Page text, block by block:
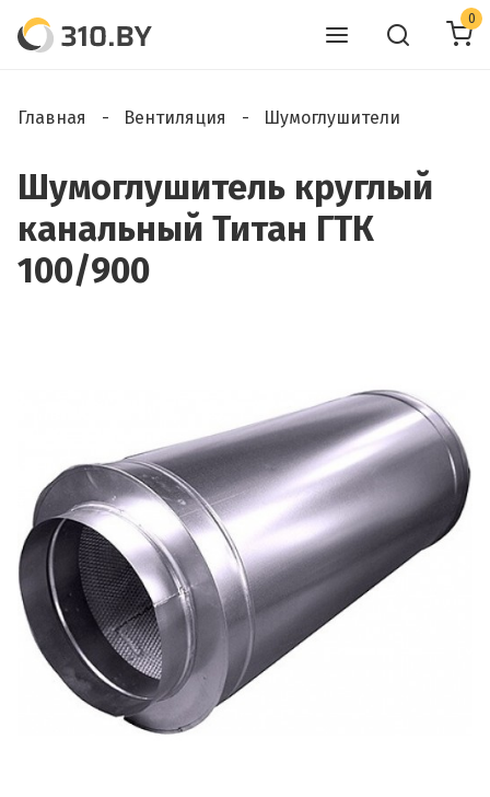
0
Главная Вентиляция Шумоглушители
Шумоглушитель круглый
канальный Титан ГТК
100/900